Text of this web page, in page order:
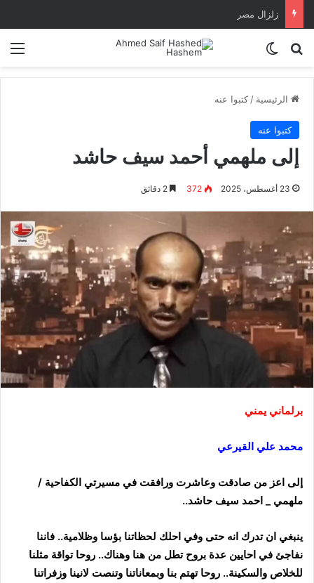
زلزال مصر
بحث عنالوضع المظلم
الرئيسية / كتبوا عنه
كتبوا عنه
إلى ملهمي أحمد سيف حاشد
23 أغسطس، 2025 372
برلماني يمني
محمد علي القيرعي
إلى اعز من صادقت وعاشرت ورافقت في مسيرتي الكفاحية /
ملهمي _ احمد سيف حاشد..
ينبغي ان تدرك انه حتى وفي احلك لحظاتنا بؤسا وظلامية.. فاننا
نفاجئ في احايين عدة بروح تطل من هنا وهناك.. روحا تواقة مثلنا
للخلاص والسكينة.. روحا تهتم بنا وبمعاناتنا وتنصت لانينا وزفراتنا